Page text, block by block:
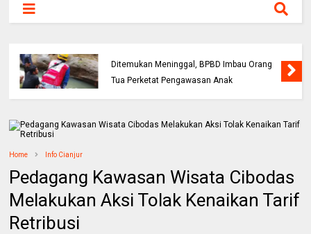
Ditemukan Meninggal, BPBD Imbau Orang
Tua Perketat Pengawasan Anak
Home Info Cianjur
Pedagang Kawasan Wisata Cibodas
Melakukan Aksi Tolak Kenaikan Tarif
Retribusi